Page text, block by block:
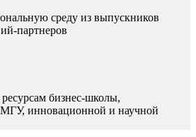
среду из выпускников
партнеров
бизнес-школы,
инновационной и научной